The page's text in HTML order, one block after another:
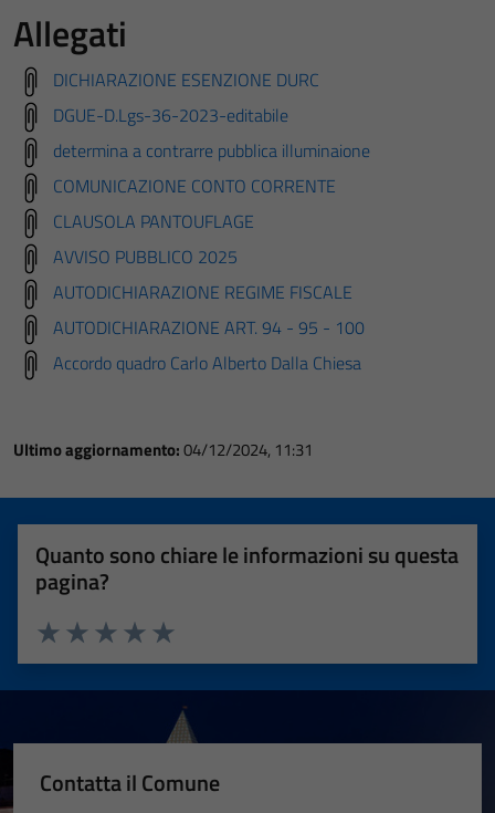
Allegati
DICHIARAZIONE ESENZIONE DURC
DGUE-D.Lgs-36-2023-editabile
determina a contrarre pubblica illuminaione
COMUNICAZIONE CONTO CORRENTE
CLAUSOLA PANTOUFLAGE
AVVISO PUBBLICO 2025
AUTODICHIARAZIONE REGIME FISCALE
AUTODICHIARAZIONE ART. 94 - 95 - 100
Accordo quadro Carlo Alberto Dalla Chiesa
Ultimo aggiornamento:04/12/2024, 11:31
Quanto sono chiare le informazioni su questa
pagina?
Valuta 5 stelle su 5
Valuta 4 stelle su 5
Valuta 3 stelle su 5
Valuta 2 stelle su 5
Valuta 1 stelle su 5
Contatta il Comune